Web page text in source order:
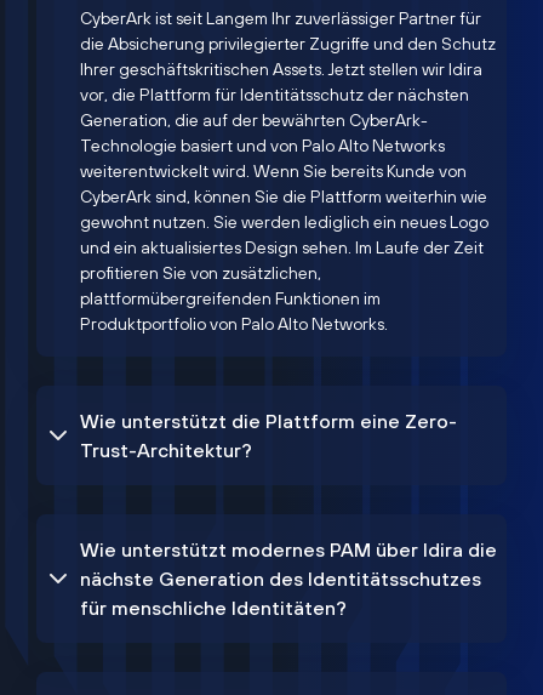
CyberArk ist seit Langem Ihr zuverlässiger Partner für
die Absicherung privilegierter Zugriffe und den Schutz
Ihrer geschäftskritischen Assets. Jetzt stellen wir Idira
vor, die Plattform für Identitätsschutz der nächsten
Generation, die auf der bewährten CyberArk-
Technologie basiert und von Palo Alto Networks
weiterentwickelt wird. Wenn Sie bereits Kunde von
CyberArk sind, können Sie die Plattform weiterhin wie
gewohnt nutzen. Sie werden lediglich ein neues Logo
und ein aktualisiertes Design sehen. Im Laufe der Zeit
profitieren Sie von zusätzlichen,
plattformübergreifenden Funktionen im
Produktportfolio von Palo Alto Networks.
Wie unterstützt die Plattform eine Zero-
Trust-Architektur?
Wie unterstützt modernes PAM über Idira die
nächste Generation des Identitätsschutzes
für menschliche Identitäten?